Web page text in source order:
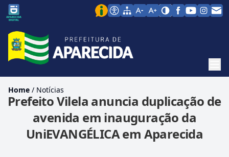
Home / Notícias
Prefeito Vilela anuncia duplicação de
avenida em inauguração da
UniEVANGÉLICA em Aparecida